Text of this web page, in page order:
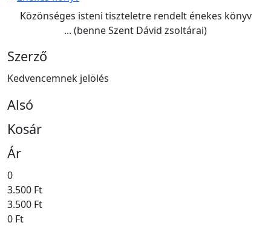
Közönséges isteni tiszteletre rendelt énekes könyv
... (benne Szent Dávid zsoltárai)
Szerző
Kedvencemnek jelölés
Alsó
Kosár
Ár
0
3.500 Ft
3.500 Ft
0 Ft